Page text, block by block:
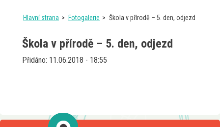
Hlavní strana Fotogalerie Škola v přírodě – 5. den, odjezd
Škola v přírodě – 5. den, odjezd
Přidáno: 11.06.2018 - 18:55